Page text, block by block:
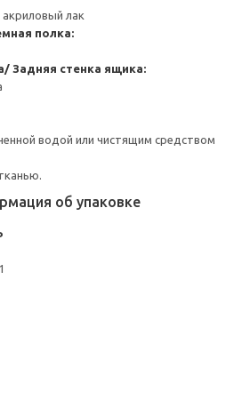
лак
полка:
Задняя стенка ящика:
водой или чистящим средством
об упаковке